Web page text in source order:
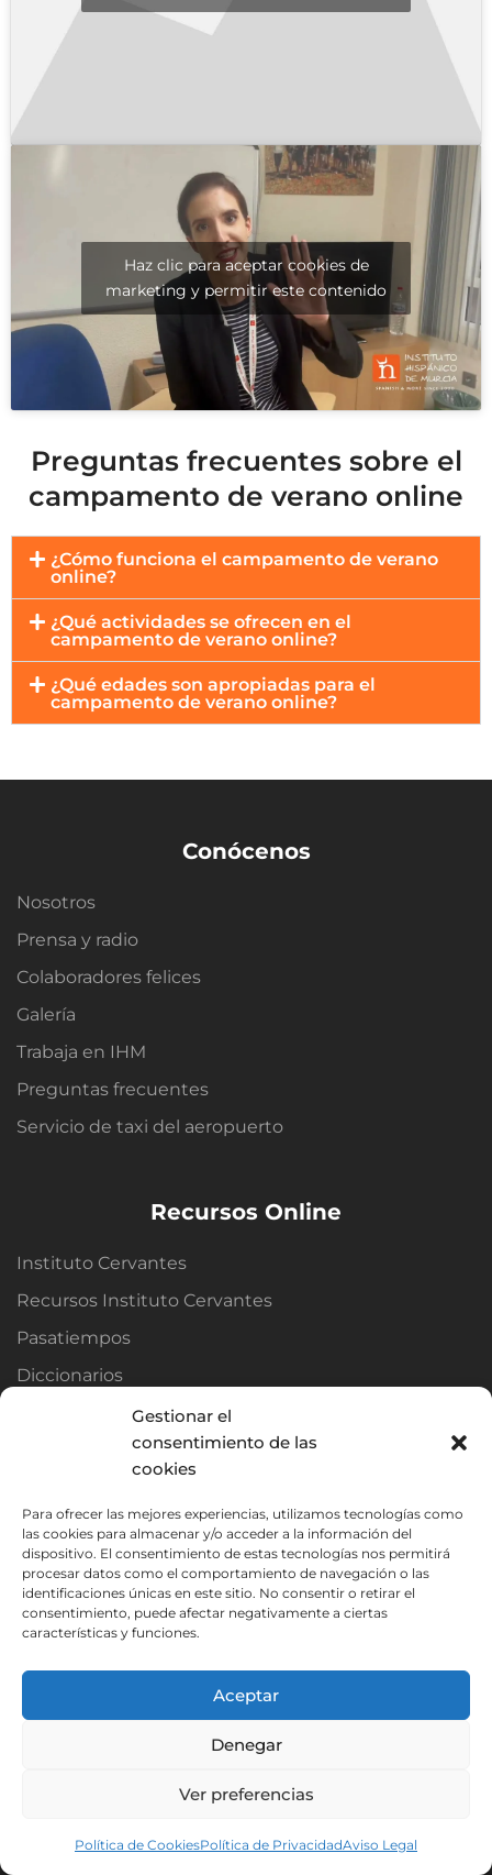
Gestionar el
consentimiento de las
cookies
Para ofrecer las mejores experiencias, utilizamos tecnologías como
las cookies para almacenar y/o acceder a la información del
dispositivo. El consentimiento de estas tecnologías nos permitirá
procesar datos como el comportamiento de navegación o las
identificaciones únicas en este sitio. No consentir o retirar el
consentimiento, puede afectar negativamente a ciertas
características y funciones.
Aceptar
Denegar
Ver preferencias
Política de CookiesPolítica de PrivacidadAviso Legal
Haz clic para aceptar cookies de
marketing y permitir este contenido
Preguntas frecuentes sobre el
campamento de verano online
¿Cómo funciona el campamento de verano
online?
¿Qué actividades se ofrecen en el
campamento de verano online?
¿Qué edades son apropiadas para el
campamento de verano online?
Conócenos
Nosotros
Prensa y radio
Colaboradores felices
Galería
Trabaja en IHM
Preguntas frecuentes
Servicio de taxi del aeropuerto
Recursos Online
Instituto Cervantes
Recursos Instituto Cervantes
Pasatiempos
Diccionarios
Prensa en español
Materiales de clase
Contacto
C/ Enrique Villar, 13 - 1º C
30008 Murcia, España